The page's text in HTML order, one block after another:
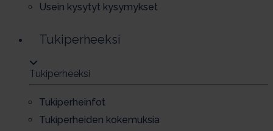
Usein ky­sy­tyt ky­sy­myk­set
Tu­ki­per­heek­si
Tu­ki­per­heek­si
Tu­ki­per­hein­fot
Tu­ki­per­hei­den ko­ke­muk­sia